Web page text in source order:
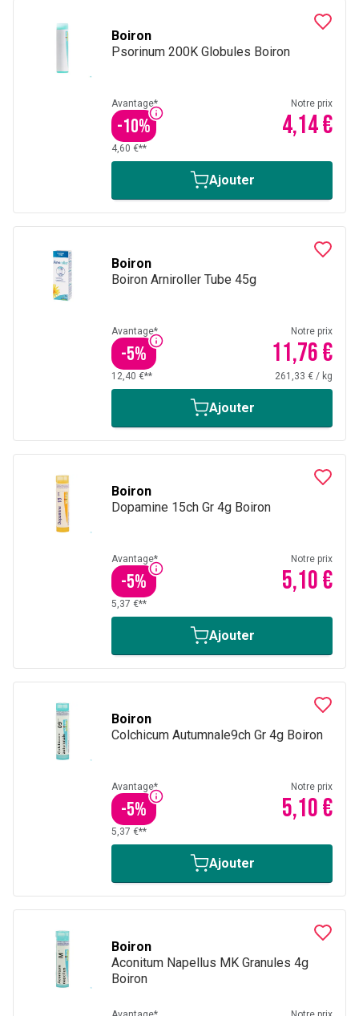
Boiron
Psorinum 200K Globules Boiron
Avantage*
-10%
Notre prix
4,14 €
4,60 €**
Ajouter
Boiron
Boiron Arniroller Tube 45g
Avantage*
-5%
Notre prix
11,76 €
12,40 €** 261,33 € / kg
Ajouter
Boiron
Dopamine 15ch Gr 4g Boiron
Avantage*
-5%
Notre prix
5,10 €
5,37 €**
Ajouter
Boiron
Colchicum Autumnale9ch Gr 4g Boiron
Avantage*
-5%
Notre prix
5,10 €
5,37 €**
Ajouter
Boiron
Aconitum Napellus MK Granules 4g
Boiron